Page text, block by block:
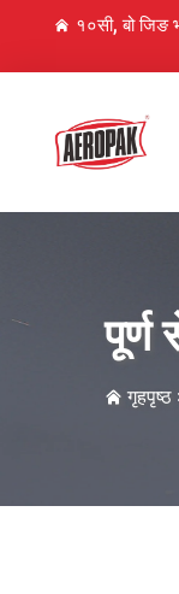
१०सी, बो
पूर्ण
गृहपृष्ठ